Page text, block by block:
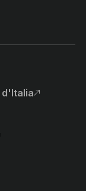
d'Italia
in nuova
esterno in nuova
esterno in nuova
esterno in nuova